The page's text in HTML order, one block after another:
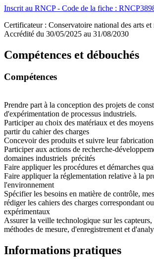
Inscrit au RNCP - Code de la fiche :
Certificateur : Conservatoire national des arts et
Accrédité du 30/05/2025 au 31/08/2030
Compétences et débouchés
Compétences
Prendre part à la conception des projets de
d'expérimentation de processus industriels.
Participer au choix des matériaux et des
partir du cahier des charges
Concevoir des produits et suivre leur fabrication
Participer aux actions de recherche-
domaines industriels précités
Faire appliquer les procédures et démarches
Faire appliquer la réglementation relative à la
l'environnement
Spécifier les besoins en matière de contrôle,
rédiger les cahiers des charges correspondant
expérimentaux
Assurer la veille technologique sur les capteurs,
méthodes de mesure, d'enregistrement et
Informations pratiques